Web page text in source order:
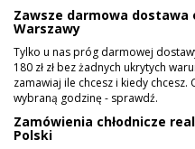
Zawsze darmowa dostawa
Warszawy
Tylko u nas próg darmowej
180 zł zł bez żadnych ukrytych
zamawiaj ile chcesz i kiedy
wybraną godzinę - sprawdź.
Zamówienia chłodnicze
Polski